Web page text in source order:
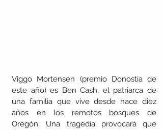
Viggo Mortensen (premio Donostia de
este año) es Ben Cash, el patriarca de
una familia que vive desde hace diez
años en los remotos bosques de
Oregón. Una tragedia provocará que